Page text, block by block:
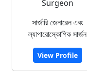
Surgeon
সার্জারি জেনারেল এবং
ল্যাপারোস্কোপিক সার্জন
View Profile